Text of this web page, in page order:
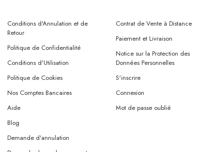
Conditions d'Annulation et de
Retour
Politique de Confidentialité
Conditions d'Utilisation
Contrat de Vente à Distance
Paiement et Livraison
Notice sur la Protection des
Données Personnelles
Politique de Cookies
Nos Comptes Bancaires
Aide
S'inscrire
Connexion
Mot de passe oublié
Blog
Demande d'annulation